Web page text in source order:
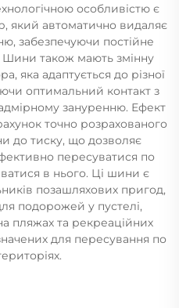
особливістю є
який автоматично видаляє
забезпечуючи постійне
Шини також мають змінну
яка адаптується до різної
оптимальний контакт з
зануренню. Ефект
точно розрахованого
до тиску, що дозволяє
пересуватися по
в нього. Ці шини є
позашляхових пригод,
подорожей у пустелі,
пляжах та рекреаційних
для пересування по